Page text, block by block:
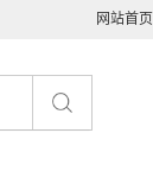
网站首页